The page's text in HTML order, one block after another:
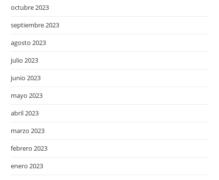
octubre 2023
septiembre 2023
agosto 2023
julio 2023
junio 2023
mayo 2023
abril 2023
marzo 2023
febrero 2023
enero 2023